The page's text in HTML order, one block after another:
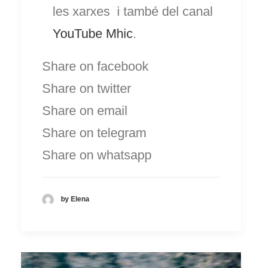
les xarxes i també del canal
YouTube Mhic.
Share on facebook
Share on twitter
Share on email
Share on telegram
Share on whatsapp
by Elena